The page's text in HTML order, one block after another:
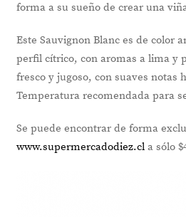
forma a su sueño de crear una
Este Sauvignon Blanc es de color
perfil cítrico, con aromas a lima y
fresco y jugoso, con suaves notas
Temperatura recomendada para
Se puede encontrar de forma
www.supermercadodiez.cla sólo